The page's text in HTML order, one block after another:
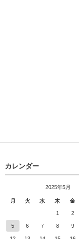
カレンダー
2025年5月
月 火 水 木 金
1 2
5 6 7 8 9